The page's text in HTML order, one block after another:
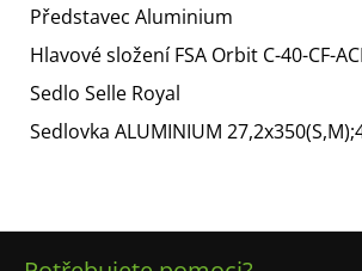
Představec Aluminium
Hlavové složeníFSA Orbit C-40-CF-
Sedlo Selle Royal
Sedlovka ALUMINIUM
Z